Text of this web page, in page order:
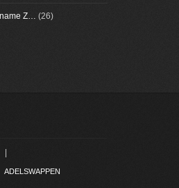
Z… (26)
ADELSWAPPEN